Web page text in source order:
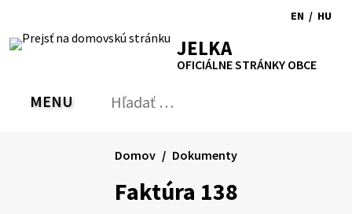
obsah
RSS MapaTlačiť
Zvýšiť
kontrast
písmapísma
EN
to
/ HU
JELKA
OFICIÁLNE STRÁNKY OBCE
PREPNÚŤ
MENU Hľadať:
Faktúra 138
Domov Dokumenty